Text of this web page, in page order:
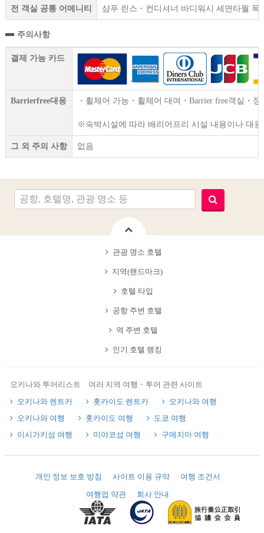
전 객실 공통 어메니티 샴푸 린스・컨디셔너 바디워시 세면타월
주의사항
결제 가능 카드
Barrierfree대응 ・휠체어 가능・휠체어 대여・Barrier free객실・
※숙박시설에 따라 배리어프리 시설 내용이나 대
그 외 주의 사항 없음
관광 명소 호텔
지역(랜드마크)
호텔 타입
공항 주변 호텔
역 주변 호텔
인기 호텔 랭킹
오키나와 투어리스트 여러 지역 여행・투어 관련 사이트
오키나와 렌트카
홋카이도 렌트카
오키나와 여행
오키나와 여행
홋카이도 여행
도쿄 여행
이시가키섬 여행
미야코섬 여행 구메지마 여행
개인 정보 보호 방침 사이트 이용 규약
여행 조건서
여행업 약관
회사 안내